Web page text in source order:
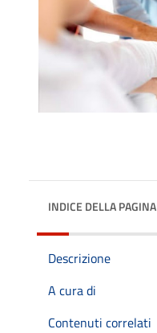
INDICE DELLA PAGINA
Descrizione
A cura di
Contenuti correlati